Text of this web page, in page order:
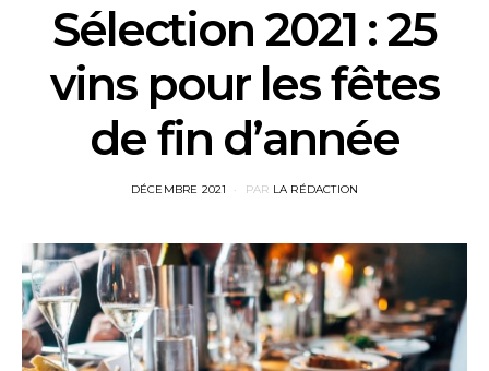
Sélection 2021 : 25
vins pour les fêtes
de fin d’année
POSTED
DÉCEMBRE 2021 PAR LA RÉDACTION